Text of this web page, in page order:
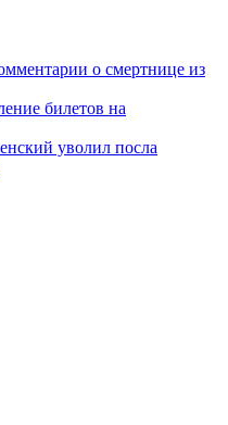
о смертнице из
билетов на
уволил посла